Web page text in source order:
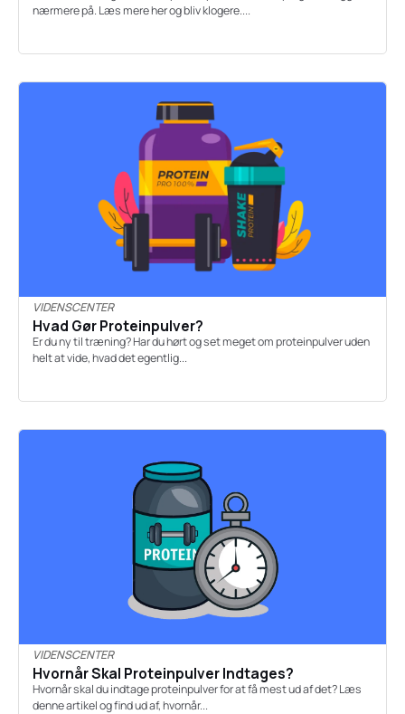
nærmere på. Læs mere her og bliv klogere....
VIDENSCENTER
Hvad Gør Proteinpulver?
Er du ny til træning? Har du hørt og set meget om proteinpulver uden
helt at vide, hvad det egentlig...
VIDENSCENTER
Hvornår Skal Proteinpulver Indtages?
Hvornår skal du indtage proteinpulver for at få mest ud af det? Læs
denne artikel og find ud af, hvornår...